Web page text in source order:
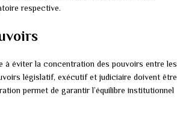
respective.
à éviter la concentration des pouvoirs entre les
législatif, exécutif et judiciaire doivent être
permet de garantir l’équilibre institutionnel